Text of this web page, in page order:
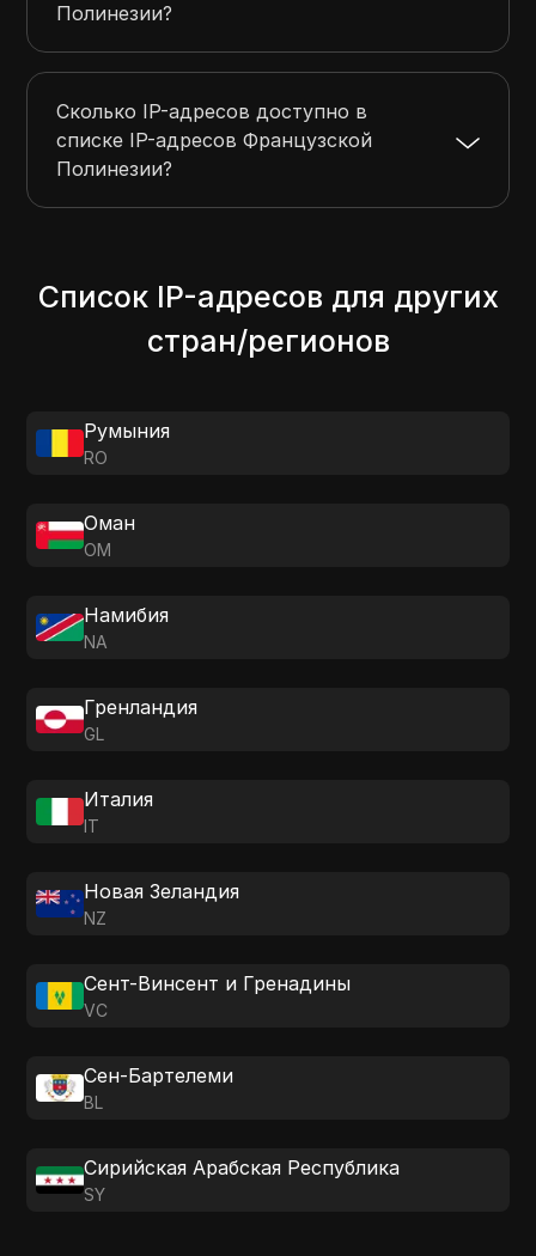
Полинезии?
Сколько IP-адресов доступно в
списке IP-адресов Французской
Полинезии?
Список IP-адресов для других
стран/регионов
Румыния
RO
Оман
OM
Намибия
NA
Гренландия
GL
Италия
IT
Новая Зеландия
NZ
Сент-Винсент и Гренадины
VC
Сен-Бартелеми
BL
Сирийская Арабская Республика
SY